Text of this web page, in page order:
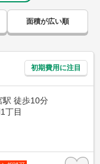
面積が広い順
初期費用に注目
駅 徒歩10分
丁目